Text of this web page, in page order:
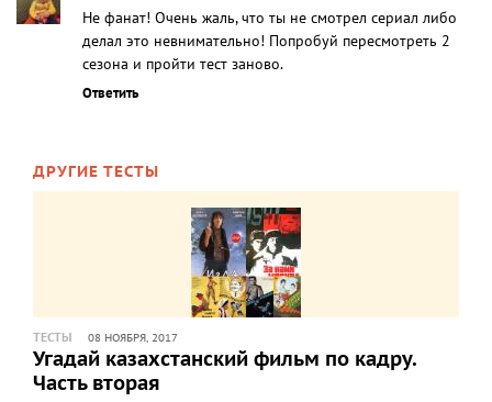
Не фанат! Очень жаль, что ты не смотрел сериал либо
делал это невнимательно! Попробуй пересмотреть 2
сезона и пройти тест заново.
Ответить
ДРУГИЕ ТЕСТЫ
ТЕСТЫ 08 НОЯБРЯ, 2017
Угадай казахстанский фильм по кадру.
Часть вторая